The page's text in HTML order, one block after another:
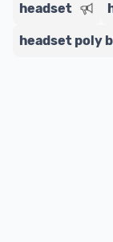
headset
headset poly